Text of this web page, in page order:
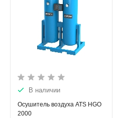
В наличии
Осушитель воздуха ATS HGO
2000